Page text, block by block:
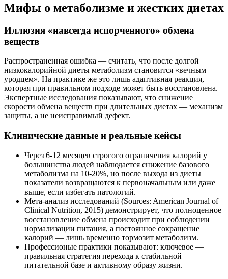
Мифы о метаболизме и жестких диетах
Иллюзия «навсегда испорченного» обмена
веществ
Распространенная ошибка — считать, что после долгой
низкокалорийной диеты метаболизм становится «вечным
уродцем». На практике же это лишь адаптивная реакция,
которая при правильном подходе может быть восстановлена.
Экспертные исследования показывают, что снижение
скорости обмена веществ при длительных диетах — механизм
защиты, а не неисправимый дефект.
Клинические данные и реальные кейсы
Через 6-12 месяцев строгого ограничения калорий у
большинства людей наблюдается снижение базового
метаболизма на 10-20%, но после выхода из диеты
показатели возвращаются к первоначальным или даже
выше, если избегать патологий.
Мета-анализ исследований (Sources: American Journal of
Clinical Nutrition, 2015) демонстрирует, что полноценное
восстановление обмена происходит при соблюдении
нормализации питания, а постоянное сокращение
калорий — лишь временно тормозит метаболизм.
Профессионые практики показывают: ключевое —
правильная стратегия перехода к стабильной
питательной базе и активному образу жизни.